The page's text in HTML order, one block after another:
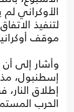
الأوكراني
لتنفيذ
موقف
وأشار إلى
إسطنبول،
إطلاق النار،
الحرب